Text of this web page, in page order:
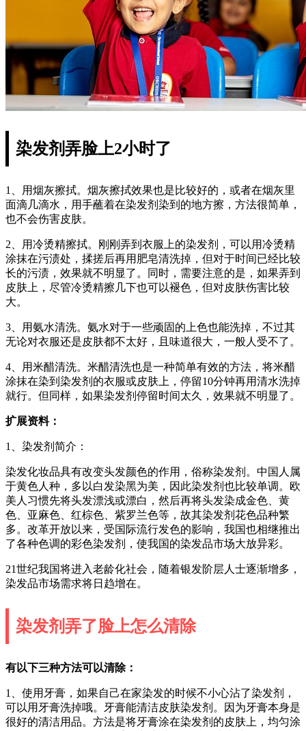
染发剂弄脸上2小时了
1、用烟灰擦拭。烟灰擦拭效果也是比较好的，或者在烟灰里
面滴几滴水，用手蘸着在染发剂染到的地方擦，方法很简单，
也不会伤害皮肤。
2、用冷烫精擦拭。刚刚弄到衣服上的染发剂，可以用冷烫精
涂抹在污渍处，揉搓后再用肥皂清洗掉，但对于时间已经比较
长的污渍，效果就不明显了。同时，需要注意的是，如果弄到
皮肤上，尽管冷烫精擦几下也可以褪色，但对皮肤伤害比较
大。
3、用氨水清洗。氨水对于一些顽固的上色也能洗掉，不过其
无论对衣服还是皮肤都不太好，且味道很大，一般人受不了。
4、用米醋清洗。米醋清洗也是一种简单有效的方法，将米醋
涂抹在染到染发剂的衣服或皮肤上，停留10分钟再用清水洗掉
就行。但同样，如果染发剂停留时间太久，效果就不明显了。
扩展资料：
1、染发剂简介：
染发化妆品具有改变头发颜色的作用，俗称染发剂。中国人属
于黄色人种，多以白发染黑为美，因此染发剂也比较单调。欧
美人习惯先将头发漂浅或漂白，然后再将头发染成金色、黄
色、亚麻色、红棕色、紫罗兰色等，故其染发剂花色品种繁
多。改革开放以来，受国际流行发色的影响，我国也相继推出
了各种色调的彩色染发剂，使我国的染发品市场大放异彩。
21世纪我国将进入老龄化社会，随着银发阶层人士逐渐增多，
染发品市场需求将日趋增在。
染发剂弄了脸上怎么清除
有以下三种方法可以清除：
1、使用牙膏，如果自己在家染发的时候不小心沾了染发剂，
可以用牙膏洗掉哦。牙膏能清洁皮肤染发剂。因为牙膏本身是
很好的清洁用品。方法是将牙膏涂在染发剂的皮肤上，均匀涂